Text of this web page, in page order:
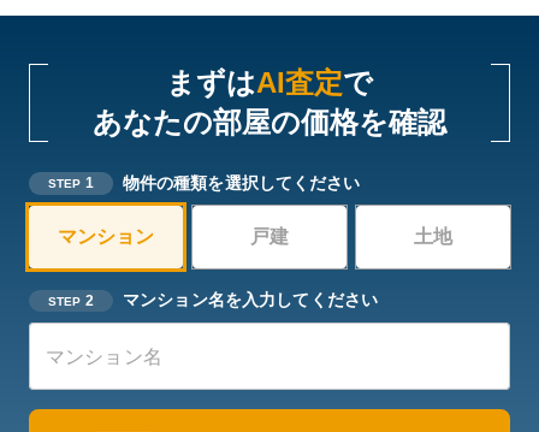
まずはAI査定で
あなたの部屋の価格を確認
STEP 1 物件の種類を選択してください
マンション 戸建 土地
STEP 2 マンション名を入力してください